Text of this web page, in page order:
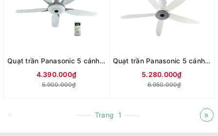
Quạt trần Panasonic 5 cánh F-60WWK
4.390.000₫
5.900.000₫
Quạt trần Panasonic 5 cánh F-60XDN (2 màu đen/trắng)
5.280.000₫
6.950.000₫
« Trang 1 »